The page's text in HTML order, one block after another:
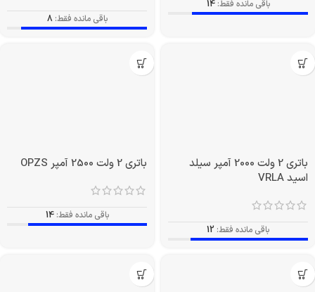
باقی مانده فقط: 14
باقی مانده فقط: 8
باتری 2 ولت 2000 آمپر سیلد
اسید VRLA
باقی مانده فقط: 12
باتری 2 ولت 2500 آمپر OPZS
باقی مانده فقط: 14